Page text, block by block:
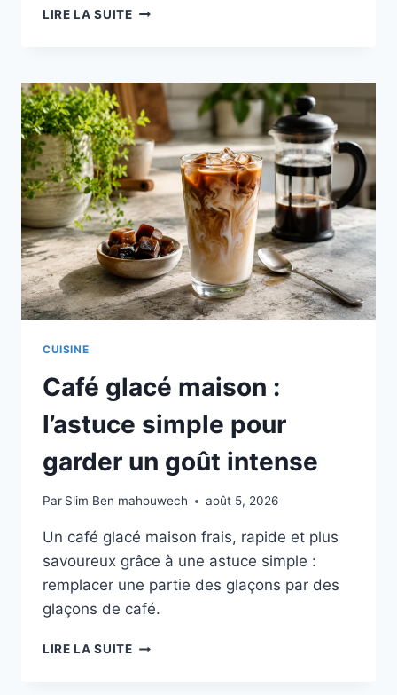
LIRE LA SUITEFROMAGE
BONS
GESTES
POUR
ÉVITER
L’HUMIDITÉ
CUISINE
Café glacé maison :
l’astuce simple pour
garder un goût intense
Par Slim Ben mahouwech août 5, 2026
Un café glacé maison frais, rapide et plus
savoureux grâce à une astuce simple :
remplacer une partie des glaçons par des
glaçons de café.
LIRE LA SUITECAFÉ